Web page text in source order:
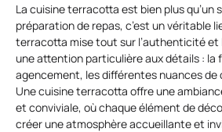
La cuisine terracotta est bien plus qu’un
préparation de repas, c’est un véritable
terracotta mise tout sur l’authenticité et
une attention particulière aux détails : la
agencement, les différentes nuances
Une cuisine terracotta offre une
et conviviale, où chaque élément de
créer une atmosphère accueillante et